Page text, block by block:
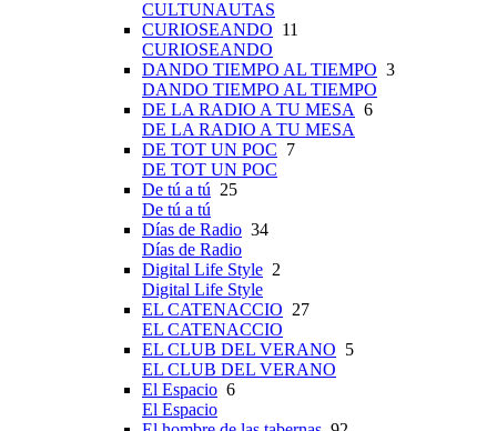
CULTUNAUTAS
CURIOSEANDO 11
CURIOSEANDO
DANDO TIEMPO AL TIEMPO 3
DANDO TIEMPO AL TIEMPO
DE LA RADIO A TU MESA 6
DE LA RADIO A TU MESA
DE TOT UN POC 7
DE TOT UN POC
De tú a tú 25
De tú a tú
Días de Radio 34
Días de Radio
Digital Life Style 2
Digital Life Style
EL CATENACCIO 27
EL CATENACCIO
EL CLUB DEL VERANO 5
EL CLUB DEL VERANO
El Espacio 6
El Espacio